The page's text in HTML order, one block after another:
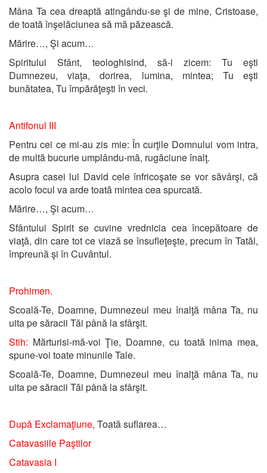
Mâna Ta cea dreaptă atingându-se şi de mine, Cristoase,
de toată înşelăciunea să mă păzească.
Mărire…, Şi acum…
Spiritului Sfânt, teologhisind, să-i zicem: Tu eşti
Dumnezeu, viaţa, dorirea, lumina, mintea; Tu eşti
bunătatea, Tu împărăţeşti în veci.
Antifonul III
Pentru cei ce mi-au zis mie: În curţile Domnului vom intra,
de multă bucurie umplându-mă, rugăciune înalţ.
Asupra casei lui David cele înfricoşate se vor săvârşi, că
acolo focul va arde toată mintea cea spurcată.
Mărire…, Şi acum…
Sfântului Spirit se cuvine vrednicia cea începătoare de
viaţă, din care tot ce viază se însufleţeşte, precum în Tatăl,
împreună şi în Cuvântul.
Prohimen.
Scoală-Te, Doamne, Dumnezeul meu înalţă mâna Ta, nu
uita pe săracii Tăi până la sfârşit.
Stih: Mărturisi-mă-voi Ţie, Doamne, cu toată inima mea,
spune-voi toate minunile Tale.
Scoală-Te, Doamne, Dumnezeul meu înalţă mâna Ta, nu
uita pe săracii Tăi până la sfârşit.
După Exclamaţiune, Toată suflarea…
Catavasiile Paştilor
Catavasia I